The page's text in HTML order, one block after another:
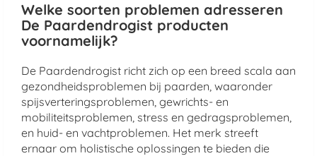
Welke soorten problemen adresseren
De Paardendrogist producten
voornamelijk?
De Paardendrogist richt zich op een breed scala aan
gezondheidsproblemen bij paarden, waaronder
spijsverteringsproblemen, gewrichts- en
mobiliteitsproblemen, stress en gedragsproblemen,
en huid- en vachtproblemen. Het merk streeft
ernaar om holistische oplossingen te bieden die